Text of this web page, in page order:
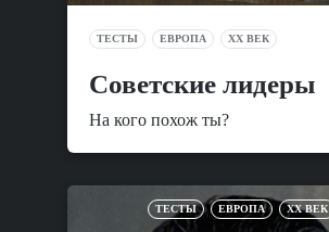
ТЕСТЫ ЕВРОПА XX ВЕК
Советские лидеры
На кого похож ты?
ТЕСТЫ ЕВРОПА XX ВЕК